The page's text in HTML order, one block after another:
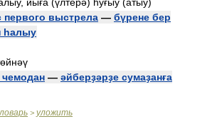
первого выстрела — бүрене бер
һалыу
— әйберҙәрҙе сумаҙанға
> уложить